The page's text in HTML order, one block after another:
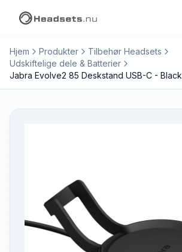
Hjem Produkter
Tilbehør Headsets
Udskiftelige dele & Batterier
Jabra Evolve2 85 Deskstand USB-C - Black